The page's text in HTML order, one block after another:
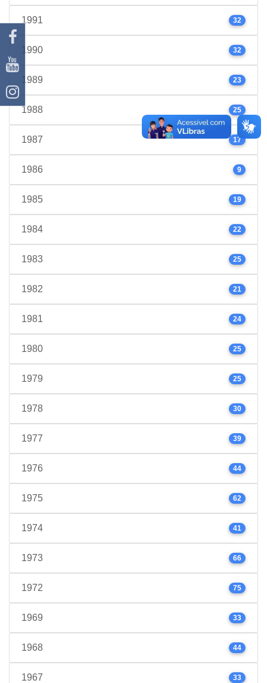
1991 32
1990 32
1989 23
1988 25
1987 17
1986 9
1985 19
1984 22
1983 25
1982 21
1981 24
1980 25
1979 25
1978 30
1977 39
1976 44
1975 62
1974 41
1973 66
1972 75
1969 33
1968 44
1967 33